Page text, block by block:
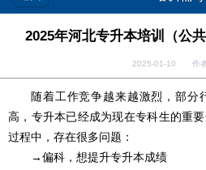
2025年河北专升本培训（公
2025-01-10 作者
随着工作竞争越来越激烈，部分
高，专升本已经成为现在专科生的重
过程中，存在很多问题：
→偏科，想提升专升本成绩